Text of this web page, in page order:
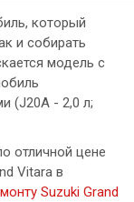
который
и собирать
модель с
(J20A - 2,0 л;
отличной цене
Vitara в
Suzuki Grand